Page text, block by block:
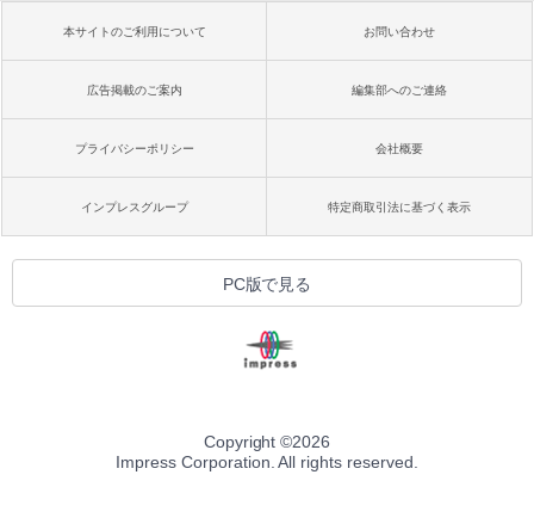
本サイトのご利用について お問い合わせ
広告掲載のご案内 編集部へのご連絡
プライバシーポリシー 会社概要
インプレスグループ 特定商取引法に基づく表示
PC版で見る
Copyright ©2026
Impress Corporation. All rights reserved.